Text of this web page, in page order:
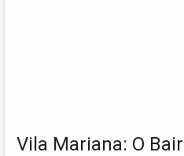
Vila Mariana: O